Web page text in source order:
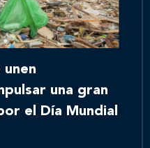
unen
una gran
el Día Mundial